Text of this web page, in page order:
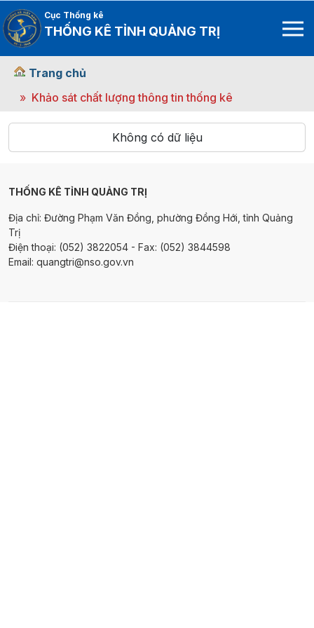
Cục Thống kê
THỐNG KÊ TỈNH QUẢNG TRỊ
Trang chủ
Khảo sát chất lượng thông tin thống kê
Không có dữ liệu
THỐNG KÊ TỈNH QUẢNG TRỊ
Địa chỉ: Đường Phạm Văn Đồng, phường Đồng Hới, tỉnh Quảng
Trị
Điện thoại: (052) 3822054 - Fax: (052) 3844598
Email: quangtri@nso.gov.vn